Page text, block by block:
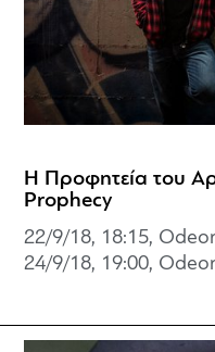
Η Προφητεία του
Prophecy
22/9/18, 18:15,
24/9/18, 19:00,